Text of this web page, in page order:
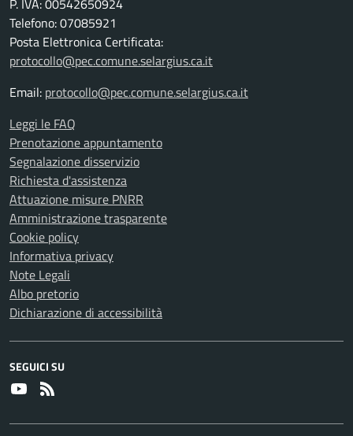
P. IVA: 00542650924
Telefono: 07085921
Posta Elettronica Certificata:
protocollo@pec.comune.selargius.ca.it
Email: protocollo@pec.comune.selargius.ca.it
Leggi le FAQ
Prenotazione appuntamento
Segnalazione disservizio
Richiesta d'assistenza
Attuazione misure PNRR
Amministrazione trasparente
Cookie policy
Informativa privacy
Note Legali
Albo pretorio
Dichiarazione di accessibilità
SEGUICI SU
Youtube